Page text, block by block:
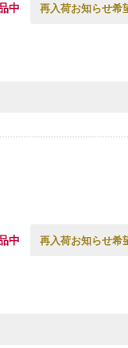
中 再入荷お知らせ希
中 再入荷お知らせ希